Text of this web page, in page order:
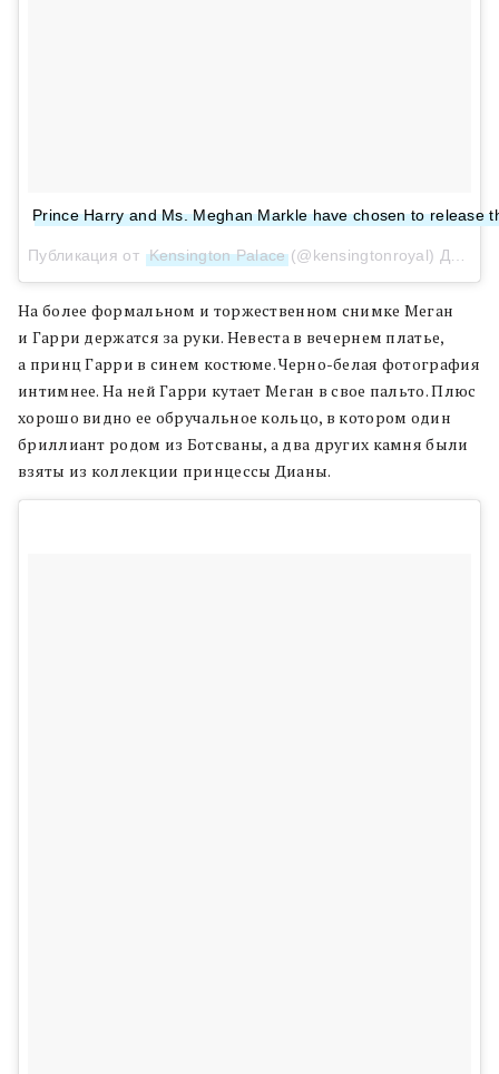
Prince Harry and Ms. Meghan Markle have chosen to
Публикация от Kensington Palace(@kensingtonroyal) Дек 21, 2017 at 3:59 PST
На более формальном и торжественном снимке Меган
и Гарри держатся за руки. Невеста в вечернем платье,
а принц Гарри в синем костюме. Черно-белая фотография
интимнее. На ней Гарри кутает Меган в свое пальто. Плюс
хорошо видно ее обручальное кольцо, в котором один
бриллиант родом из Ботсваны, а два других камня были
взяты из коллекции принцессы Дианы.